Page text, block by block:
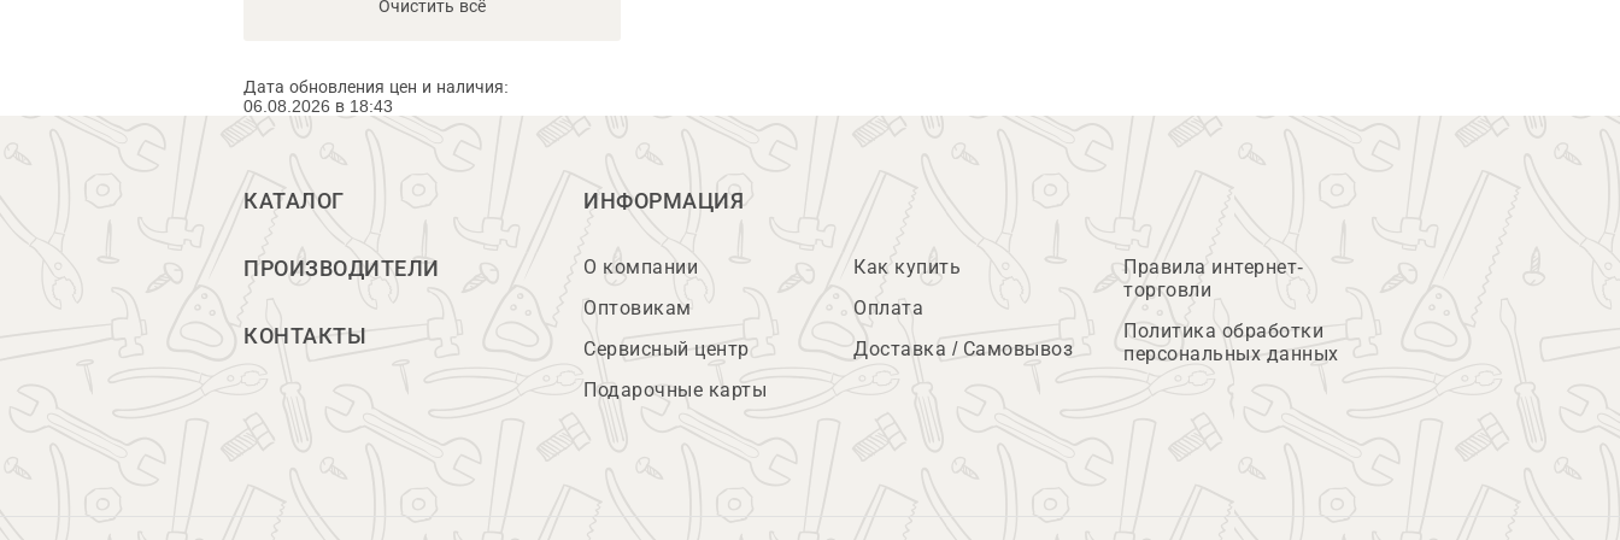
Очистить всё
Дата обновления цен и наличия:
06.08.2026 в 18:43
КАТАЛОГ
ПРОИЗВОДИТЕЛИ
КОНТАКТЫ
ИНФОРМАЦИЯ
О компании
Оптовикам
Сервисный центр
Подарочные карты
Как купить
Оплата
Доставка / Самовывоз
Правила интернет-
торговли
Политика обработки
персональных данных